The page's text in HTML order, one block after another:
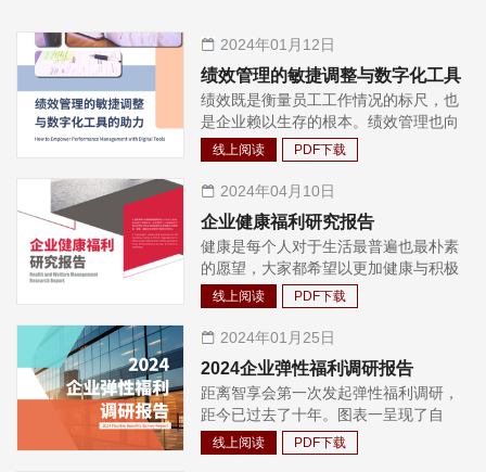
2024年01月12日
绩效管理的敏捷调整与数字化工具
的助力
绩效既是衡量员工工作情况的标尺，也
是企业赖以生存的根本。绩效管理也向
来是HR 与业务管理者关注的重要话
题：有效的绩效管理工作既可以在纵向
促进战略的落地，也可以在横向促进组
织的协同。 当下我们观察到，充满机遇
与不确定性的业务环境对绩效管理工作
提出了“敏捷”的要求。 对于业务当前的
经济环境而言，2023 年国内经济逐渐
恢复，但国际经济面临着衰退的困境。
济将活力再现，经济增长将逐渐回归常
态1。高盛首席经济学家Jan Hatzius 及
其团队在近期发布的报告Macro
Outlook 2024: The Hard Part Is Over
中表示，黎明前的黑暗已经过去，2024
年全球经济将面临增长，但同时也会面
线上阅读 PDF下载
2024年04月10日
企业健康福利研究报告
健康是每个人对于生活最普遍也最朴素
的愿望，大家都希望以更加健康与积极
的状态面对工作与生活。 在WHO 第一
次提出全面健康这一概念后，已经过去
了80年。而现在，全面健康已得到了大
部分企业的认同，更有许多企业认同需
要将对于全面健康的认知付诸实践，实
现全面健康五大支柱的打造。 本届报告
将重点以“全面”二字为切入口，汇总百
余家企业2023年全年数据，通过“落地
线上阅读 PDF下载
2024年01月25日
2024企业弹性福利调研报告
距离智享会第一次发起弹性福利调研，
距今已过去了十年。图表一呈现了自
2014年至2024年间所开展弹性福利企
业数量的变化。这十年间，弹性福利市
线上阅读 PDF下载